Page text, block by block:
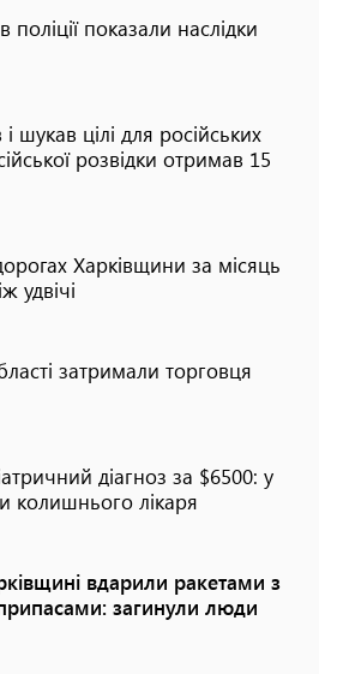
показали наслідки
шукав цілі для російських
розвідки отримав 15
Харківщини за місяць
удвічі
затримали торговця
діагноз за $6500: у
колишнього лікаря
вдарили ракетами з
загинули люди